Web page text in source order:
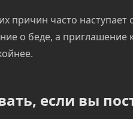
причин часто
о беде, а приглашение
если вы